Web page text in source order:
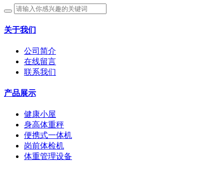
关于我们
公司简介
在线留言
联系我们
产品展示
健康小屋
身高体重秤
便携式一体机
岗前体检机
体重管理设备